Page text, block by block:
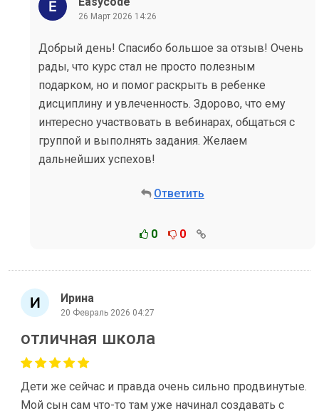
26 Март 2026 14:26
Добрый день! Спасибо большое за отзыв! Очень
рады, что курс стал не просто полезным
подарком, но и помог раскрыть в ребенке
дисциплину и увлеченность. Здорово, что ему
интересно участвовать в вебинарах, общаться с
группой и выполнять задания. Желаем
дальнейших успехов!
Ответить
0 0
Ирина
20 Февраль 2026 04:27
отличная школа
Дети же сейчас и правда очень сильно продвинутые.
Мой сын сам что-то там уже начинал создавать с